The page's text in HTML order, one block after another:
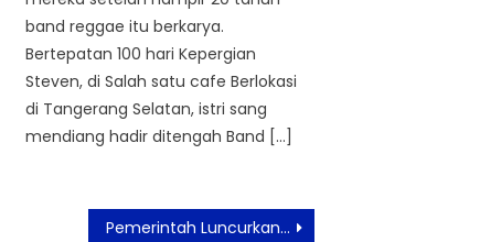
band reggae itu berkarya.
Bertepatan 100 hari Kepergian
Steven, di Salah satu cafe Berlokasi
di Tangerang Selatan, istri sang
mendiang hadir ditengah Band […]
Pemerintah Luncurkan Tiga Program Bansos